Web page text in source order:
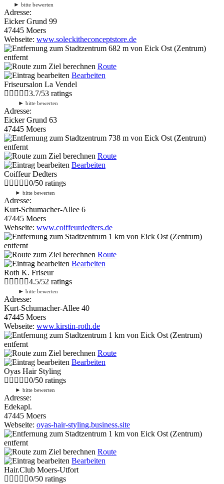
► bitte bewerten
Adresse:
Eicker Grund 99
47445 Moers
Webseite: www.soleckitheconceptstore.de
682 m von Eick Ost (Zentrum)
entfernt
Route
Bearbeiten
Friseursalon La Vendel
3.7/53 ratings
► bitte bewerten
Adresse:
Eicker Grund 63
47445 Moers
738 m von Eick Ost (Zentrum)
entfernt
Route
Bearbeiten
Coiffeur Dedters
0/50 ratings
► bitte bewerten
Adresse:
Kurt-Schumacher-Allee 6
47445 Moers
Webseite: www.coiffeurdedters.de
1 km von Eick Ost (Zentrum)
entfernt
Route
Bearbeiten
Roth K. Friseur
4.5/52 ratings
► bitte bewerten
Adresse:
Kurt-Schumacher-Allee 40
47445 Moers
Webseite: www.kirstin-roth.de
1 km von Eick Ost (Zentrum)
entfernt
Route
Bearbeiten
Oyas Hair Styling
0/50 ratings
► bitte bewerten
Adresse:
Edekapl.
47445 Moers
Webseite: oyas-hair-styling.business.site
1 km von Eick Ost (Zentrum)
entfernt
Route
Bearbeiten
Hair.Club Moers-Utfort
0/50 ratings